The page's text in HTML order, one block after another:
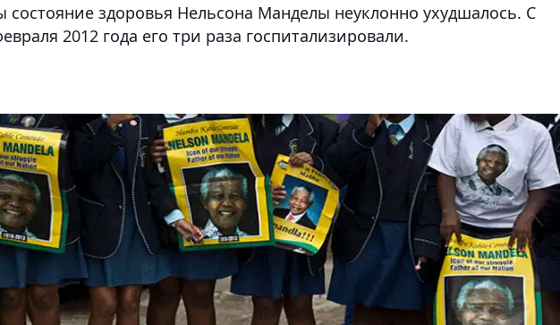
состояние здоровья Нельсона Манделы неуклонно ухудшалось. С
2012 года его три раза госпитализировали.